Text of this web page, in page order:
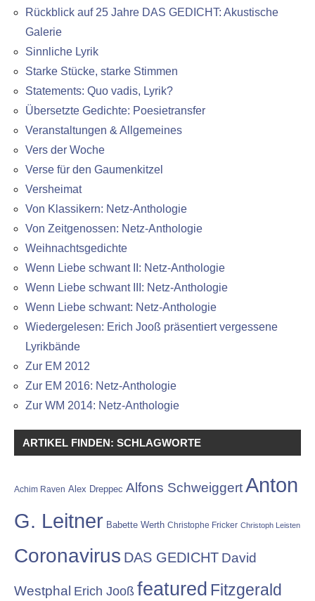
Rückblick auf 25 Jahre DAS GEDICHT: Akustische
Galerie
Sinnliche Lyrik
Starke Stücke, starke Stimmen
Statements: Quo vadis, Lyrik?
Übersetzte Gedichte: Poesietransfer
Veranstaltungen & Allgemeines
Vers der Woche
Verse für den Gaumenkitzel
Versheimat
Von Klassikern: Netz-Anthologie
Von Zeitgenossen: Netz-Anthologie
Weihnachtsgedichte
Wenn Liebe schwant II: Netz-Anthologie
Wenn Liebe schwant III: Netz-Anthologie
Wenn Liebe schwant: Netz-Anthologie
Wiedergelesen: Erich Jooß präsentiert vergessene
Lyrikbände
Zur EM 2012
Zur EM 2016: Netz-Anthologie
Zur WM 2014: Netz-Anthologie
ARTIKEL FINDEN: SCHLAGWORTE
Achim Raven Alex Dreppec Alfons SchweiggertAnton
G. Leitner Babette Werth Christophe Fricker Christoph Leisten
Coronavirus DAS GEDICHT David
Westphal Erich Jooß featured Fitzgerald